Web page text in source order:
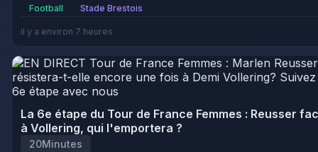
Football Stade Brestois
il y a environ 7 heures
La 6e étape du Tour de France Femmes : Reusser
à Vollering, qui l'emportera ?
20Minutes